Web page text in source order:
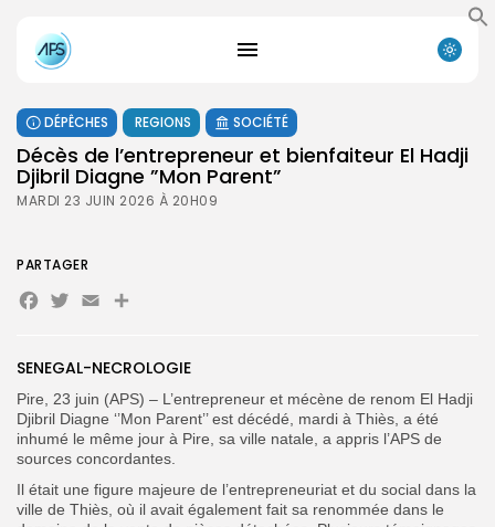
DÉPÊCHES REGIONS SOCIÉTÉ
Décès de l’entrepreneur et bienfaiteur El Hadji
Djibril Diagne ”Mon Parent”
MARDI 23 JUIN 2026 À 20H09
SENEGAL-NECROLOGIE
Pire, 23 juin (APS) – L’entrepreneur et mécène de renom El Hadji
Djibril Diagne ‘’Mon Parent’’ est décédé, mardi à Thiès, a été
inhumé le même jour à Pire, sa ville natale, a appris l’APS de
sources concordantes.
Il était une figure majeure de l’entrepreneuriat et du social dans la
ville de Thiès, où il avait également fait sa renommée dans le
PARTAGER
Facebook
Twitter
EmailPartager